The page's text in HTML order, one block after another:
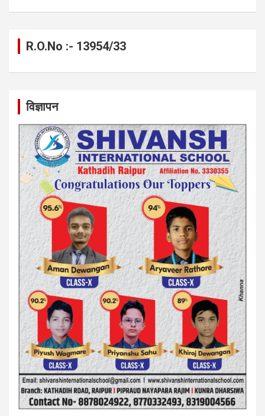
R.O.No :- 13954/33
विज्ञापन